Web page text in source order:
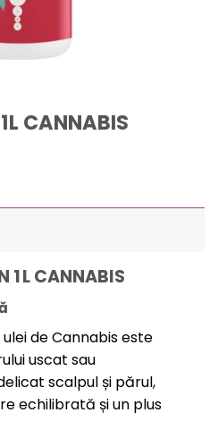
CANNABIS
1 L CANNABIS
de Cannabis este
uscat sau
scalpul și părul,
echilibrată și un plus